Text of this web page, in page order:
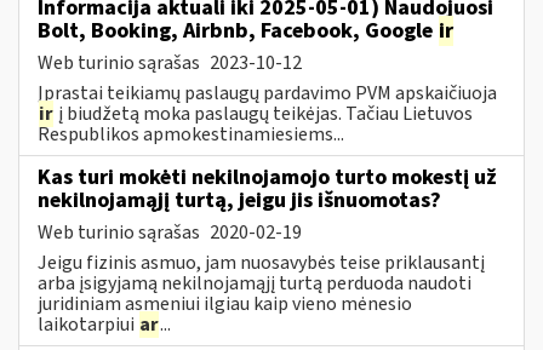
Informacija aktuali iki 2025-05-01) Naudojuosi
Bolt, Booking, Airbnb, Facebook, Google ir
Web turinio sąrašas 2023-10-12
Įprastai teikiamų paslaugų pardavimo PVM apskaičiuoja
ir į biudžetą moka paslaugų teikėjas. Tačiau Lietuvos
Respublikos apmokestinamiesiems...
Kas turi mokėti nekilnojamojo turto mokestį už
nekilnojamąjį turtą, jeigu jis išnuomotas?
Web turinio sąrašas 2020-02-19
Jeigu fizinis asmuo, jam nuosavybės teise priklausantį
arba įsigyjamą nekilnojamąjį turtą perduoda naudoti
juridiniam asmeniui ilgiau kaip vieno mėnesio
laikotarpiui ar...